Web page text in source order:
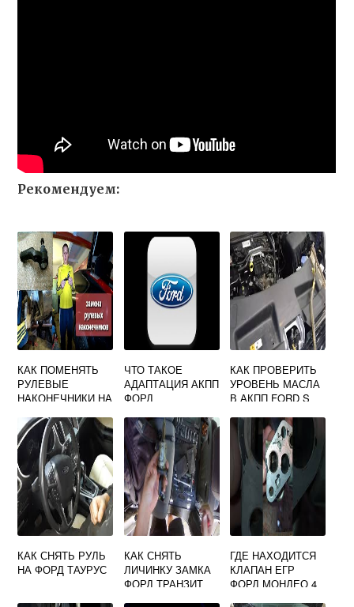
Рекомендуем:
КАК ПОМЕНЯТЬ
РУЛЕВЫЕ
НАКОНЕЧНИКИ НА
ЧТО ТАКОЕ
АДАПТАЦИЯ АКПП
ФОРД
КАК ПРОВЕРИТЬ
УРОВЕНЬ МАСЛА
В АКПП FORD S
КАК СНЯТЬ РУЛЬ
НА ФОРД ТАУРУС
КАК СНЯТЬ
ЛИЧИНКУ ЗАМКА
ФОРД ТРАНЗИТ
ГДЕ НАХОДИТСЯ
КЛАПАН ЕГР
ФОРД МОНДЕО 4